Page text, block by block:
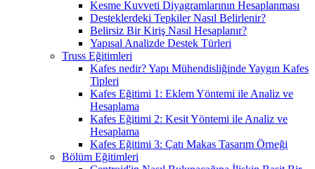
Kesme Kuvveti Diyagramlarının Hesaplanması
Desteklerdeki Tepkiler Nasıl Belirlenir?
Belirsiz Bir Kiriş Nasıl Hesaplanır?
Yapısal Analizde Destek Türleri
Truss Eğitimleri
Kafes nedir? Yapı Mühendisliğinde Yaygın Kafes
Tipleri
Kafes Eğitimi 1: Eklem Yöntemi ile Analiz ve
Hesaplama
Kafes Eğitimi 2: Kesit Yöntemi ile Analiz ve
Hesaplama
Kafes Eğitimi 3: Çatı Makas Tasarım Örneği
Bölüm Eğitimleri